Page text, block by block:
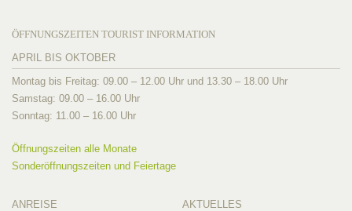
ÖFFNUNGSZEITEN TOURIST INFORMATION
APRIL BIS OKTOBER
Montag bis Freitag: 09.00 – 12.00 Uhr und 13.30 – 18.00 Uhr
Samstag: 09.00 – 16.00 Uhr
Sonntag: 11.00 – 16.00 Uhr
Öffnungszeiten alle Monate
Sonderöffnungszeiten und Feiertage
ANREISE
AKTUELLES